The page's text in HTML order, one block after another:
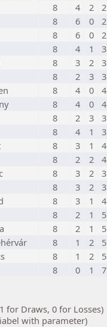
8 4 2
2
8 6 0
2
8 6 0
2
8 4 1
3
8 3 2
3
8 2 3
3
8 4 0
4
8 4 0
4
8 2 3
3
8 4 1
3
8 3 1
4
8 2 2
4
8 3 2
3
8 3 2
3
8 3 1
4
8 2 1
5
8 2 1
5
8 1 2
5
8 1 2
5
8 0 1
7
for Draws, 0 for Losses)
with parameter)